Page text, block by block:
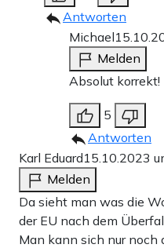
Antworten
Michael
Melden
Absolut korrekt!
5
Antworten
Karl Eduard15.10.2023
Melden
Da sieht man was die
der EU nach dem
Man kann sich nur noch